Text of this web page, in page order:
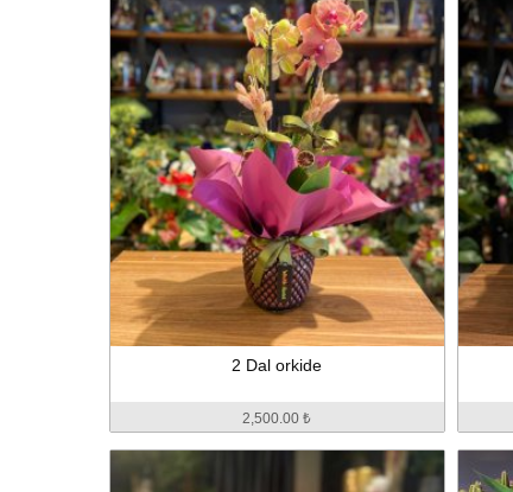
2 Dal orkide
2,500.00 ₺